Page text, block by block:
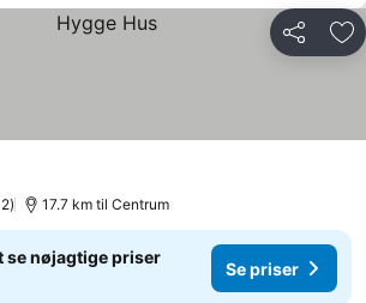
Del
17.7 km til Centrum
se nøjagtige priser
Se priser